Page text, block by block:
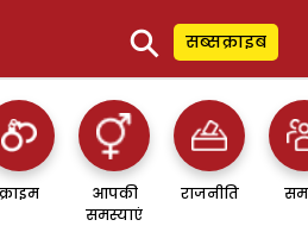
⚲ सब्सक्राइब
क्राइम
आपकी
समस्याएं
राजनीति